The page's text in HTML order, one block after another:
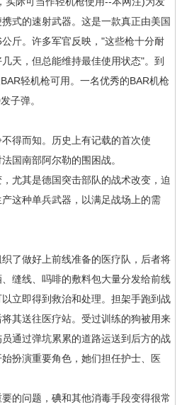
式的速射武器。这是一款真正由美国
斤。许多军官反映，"这些枪十分耐
天，但总能维持最佳使用状态"。到
轻机枪可用。一名优秀的BAR机枪
子弹。
得而知。历史上有记载的首次使
国南部阿尔勒的围困战。
尤其是德国突击部队的战术改变，迫
这种单兵武器，以满足战场上的需
了做好上前线准备的医疗队，后者将
缝线、吗啡的敷料包大量分发给前线
立即得到救治和处理。担架手跑到战
其送往医疗站。受过训练的狗被用来
通过弹坑累累的道路运送到后方的战
扮演重要角色，她们担任护士、医
的问题，碘和其他消毒手段变得很常